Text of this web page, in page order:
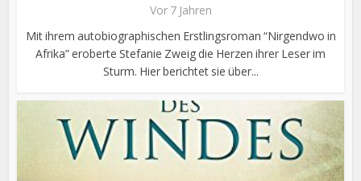
Vor 7 Jahren
Mit ihrem autobiographischen Erstlingsroman “Nirgendwo in
Afrika” eroberte Stefanie Zweig die Herzen ihrer Leser im
Sturm. Hier berichtet sie über...